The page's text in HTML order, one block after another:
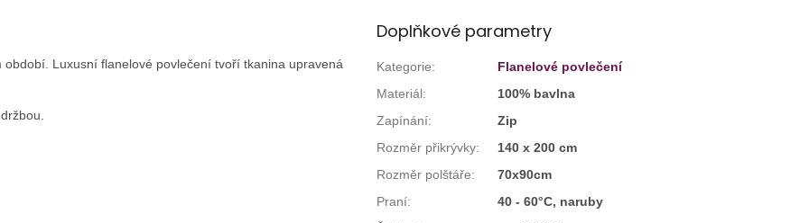
Luxusní flanelové povlečení tvoří tkanina upravená
Doplňkové parametry
Kategorie:
Flanelové povlečení
Materiál:
100% bavlna
Zapínání:
Zip
Rozměr přikrývky:
140 x 200 cm
Rozměr polštáře:
70x90cm
Praní:
40 - 60°C, naruby